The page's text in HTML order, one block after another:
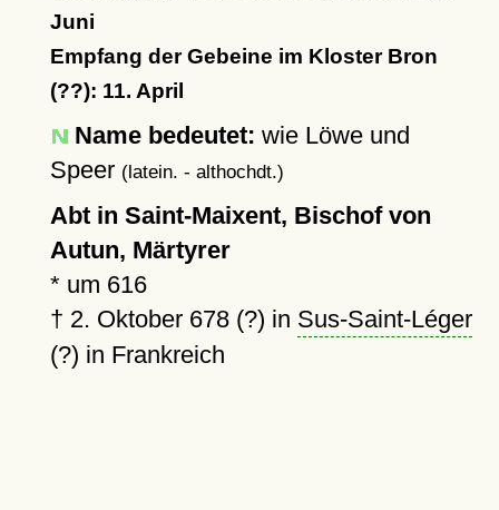
Juni
Empfang der Gebeine im Kloster Bron
(??): 11. April
Name bedeutet: wie Löwe und
Speer (latein. - althochdt.)
Abt in Saint-Maixent, Bischof von
Autun, Märtyrer
* um 616
† 2. Oktober 678 (?) in Sus-Saint-Léger
(?) in Frankreich